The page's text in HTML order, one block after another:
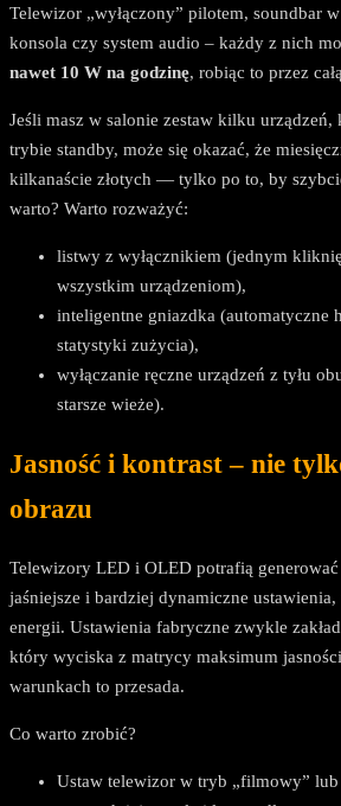
Telewizor „wyłączony” pilotem, soundbar
konsola czy system audio – każdy z nich
nawet 10 W na godzinę, robiąc to przez
Jeśli masz w salonie zestaw kilku
trybie standby, może się okazać, że
kilkanaście złotych — tylko po to, by
warto? Warto rozważyć:
listwy z wyłącznikiem (jednym
wszystkim urządzeniom),
inteligentne gniazdka (automatyczne
statystyki zużycia),
wyłączanie ręczne urządzeń z tyłu
starsze wieże).
Jasność i kontrast – nie
obrazu
Telewizory LED i OLED potrafią
jaśniejsze i bardziej dynamiczne
energii. Ustawienia fabryczne zwykle
który wyciska z matrycy maksimum
warunkach to przesada.
Co warto zrobić?
Ustaw telewizor w tryb „filmowy”